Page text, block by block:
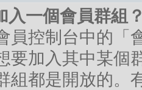
入一個會員群組
員控制台中的「
要加入其中某個
組都是開放的。